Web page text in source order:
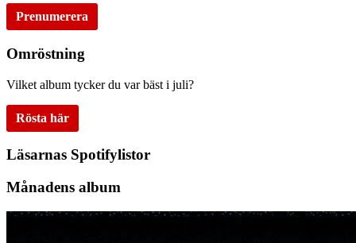
Prenumerera
Omröstning
Vilket album tycker du var bäst i juli?
Rösta här
Läsarnas Spotifylistor
Månadens album